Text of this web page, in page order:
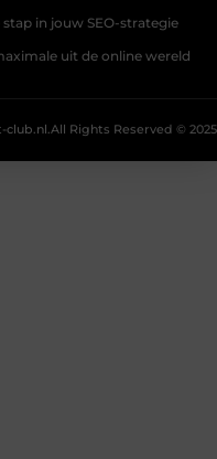
in jouw SEO-strategie
uit de online wereld
All Rights Reserved © 2025
club.nl.